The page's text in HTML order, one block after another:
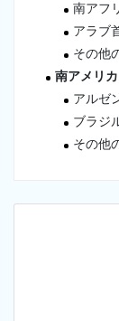
南アフ
アラブ
その他
南アメリカ
アルゼ
ブラジ
その他